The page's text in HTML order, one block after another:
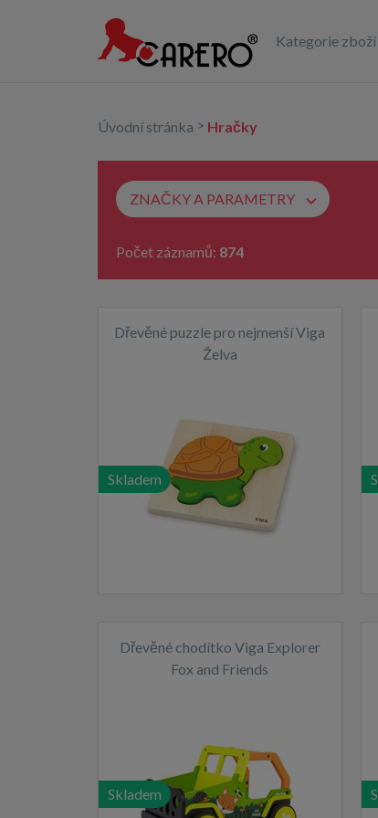
Kategorie zboží
Úvodní stránka > Hračky
ZNAČKY A PARAMETRY
Počet záznamů: 874
Dřevěné puzzle pro nejmenší Viga
Želva
Skladem
Dřevěné chodítko Viga Explorer
Fox and Friends
Skladem